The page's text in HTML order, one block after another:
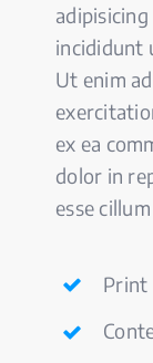
incididunt
Ut enim
ex ea
dolor in
esse
Print